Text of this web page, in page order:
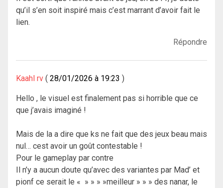
qu’il s’en soit inspiré mais c’est marrant d’avoir fait le
lien.
Répondre
Kaahl rv 28/01/2026 à 19:23
Hello , le visuel est finalement pas si horrible que ce
que j’avais imaginé !
Mais de la a dire que ks ne fait que des jeux beau mais
nul… cest avoir un goût contestable !
Pour le gameplay par contre
Il n’y a aucun doute qu’avec des variantes par Mad’ et
pionf ce serait le « » » » »meilleur » » » des nanar, le